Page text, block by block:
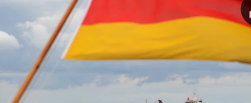
wahrheit
verlag
verlag